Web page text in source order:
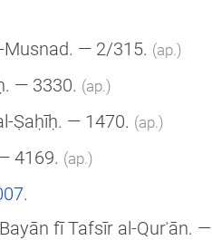
Musnad. — 2/315. (ар.)
— 3330. (ар.)
Ṣaḥīḥ. — 1470. (ар.)
4169. (ар.)
.
fī Tafsīr al-Qurʾān. —